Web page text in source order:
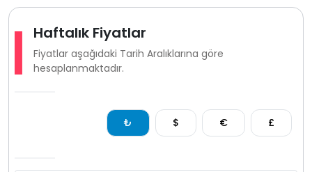
Haftalık Fiyatlar
Fiyatlar aşağıdaki Tarih Aralıklarına göre
hesaplanmaktadır.
₺ $ € £